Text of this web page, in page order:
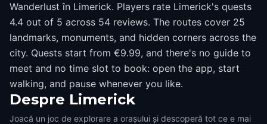
Wanderlust în Limerick. Players rate Limerick's quests
4.4 out of 5 across 54 reviews. The routes cover 25
landmarks, monuments, and hidden corners across the
city. Quests start from €9.99, and there's no guide to
meet and no time slot to book: open the app, start
walking, and pause whenever you like.
Despre Limerick
Joacă un joc de explorare a orașului și descoperă tot ce e mai